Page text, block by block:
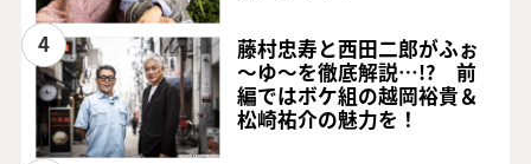
4
藤村忠寿と西田二郎がふぉ
～ゆ～を徹底解説…!? 前
編ではボケ組の越岡裕貴＆
松崎祐介の魅力を！